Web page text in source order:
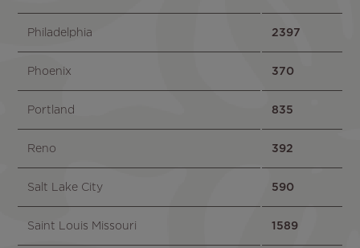
Philadelphia 2397
Phoenix 370
Portland 835
Reno 392
Salt Lake City 590
Saint Louis Missouri 1589